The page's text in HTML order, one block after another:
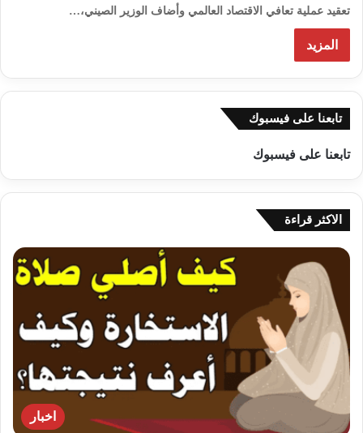
تعقيد عملية تعافي الاقتصاد العالمي وأضاف الوزير الصيني،…
المزيد
تابعنا على فيسبوك
تابعنا على فيسبوك
الاكثر قراءة
اخبار